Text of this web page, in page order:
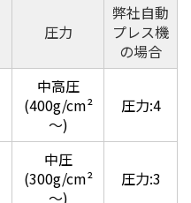
圧力
弊社自動
プレス機
の場合
中高圧
(400g/cm²
～)
圧力:4
中圧
(300g/cm²
～)
圧力:3